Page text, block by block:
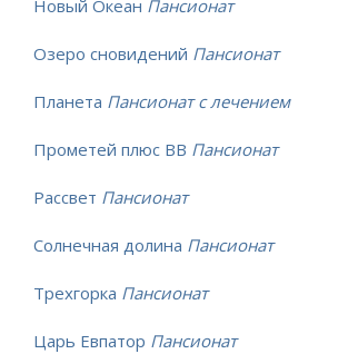
Новый Океан Пансионат
Озеро сновидений Пансионат
Планета Пансионат с лечением
Прометей плюс ВВ Пансионат
Рассвет Пансионат
Солнечная долина Пансионат
Трехгорка Пансионат
Царь Евпатор Пансионат